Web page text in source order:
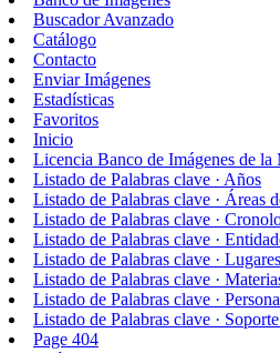
Buscador Avanzado
Catálogo
Contacto
Enviar Imágenes
Estadísticas
Favoritos
Inicio
Licencia Banco de Imágenes de la
Listado de Palabras clave · Años
Listado de Palabras clave · Áreas
Listado de Palabras clave ·
Listado de Palabras clave ·
Listado de Palabras clave · Lugares
Listado de Palabras clave ·
Listado de Palabras clave ·
Listado de Palabras clave ·
Page 404